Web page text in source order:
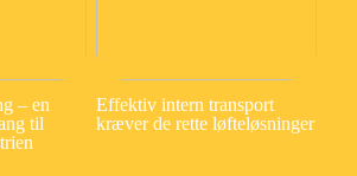
– en
til
Effektiv intern transport
kræver de rette løfteløsninger